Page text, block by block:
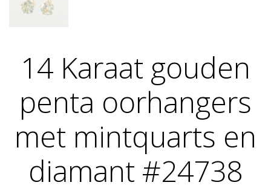
14 Karaat gouden
penta oorhangers
met mintquarts en
diamant #24738